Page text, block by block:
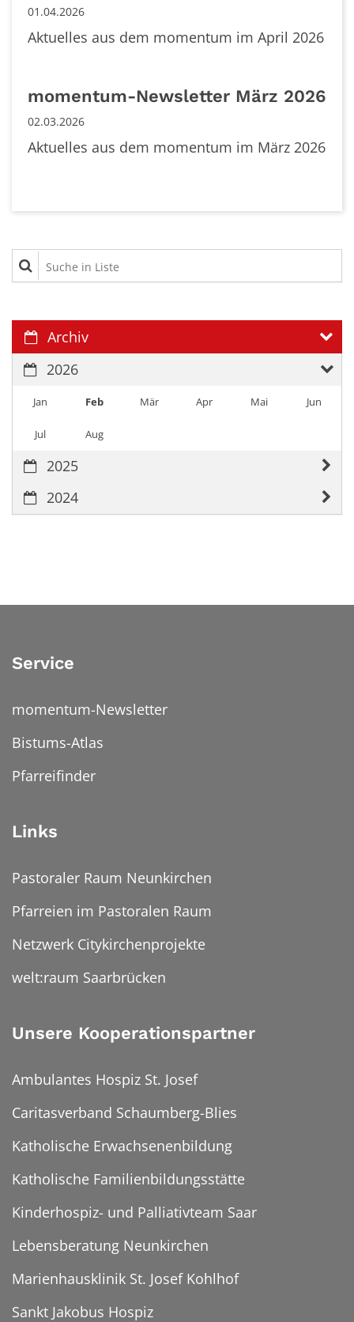
01.04.2026
Aktuelles aus dem momentum im April 2026
momentum-Newsletter März 2026
02.03.2026
Aktuelles aus dem momentum im März 2026
Suche in Liste
Archiv
2026
Jan Feb Mär Apr Mai Jun
Jul Aug
2025
2024
Service
momentum-Newsletter
Bistums-Atlas
Pfarreifinder
Links
Pastoraler Raum Neunkirchen
Pfarreien im Pastoralen Raum
Netzwerk Citykirchenprojekte
welt:raum Saarbrücken
Unsere Kooperationspartner
Ambulantes Hospiz St. Josef
Caritasverband Schaumberg-Blies
Katholische Erwachsenenbildung
Katholische Familienbildungsstätte
Kinderhospiz- und Palliativteam Saar
Lebensberatung Neunkirchen
Marienhausklinik St. Josef Kohlhof
Sankt Jakobus Hospiz